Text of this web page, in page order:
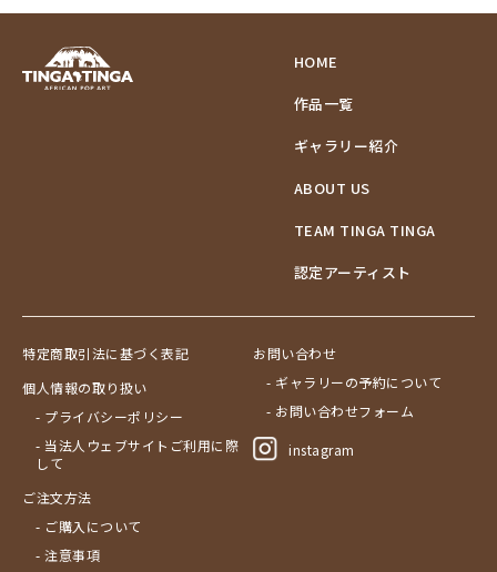
HOME
作品一覧
ギャラリー紹介
ABOUT US
TEAM TINGA TINGA
認定アーティスト
特定商取引法に基づく表記
個人情報の取り扱い
- プライバシーポリシー
- 当法人ウェブサイトご利用に際
して
ご注文方法
- ご購入について
- 注意事項
お問い合わせ
- ギャラリーの予約について
- お問い合わせフォーム
instagram